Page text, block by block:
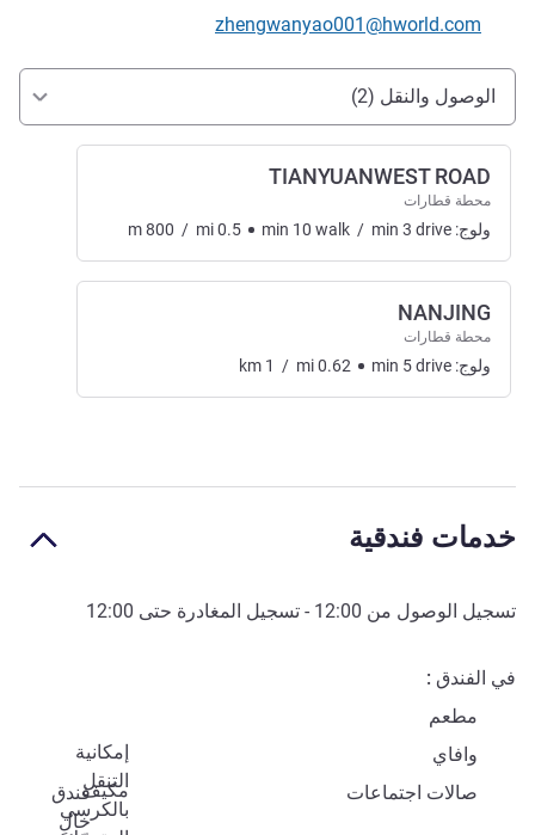
تواصل معنا عبر البريد الإلكتروني
zhengwanyao001@hworld.com
الوصول والتنقل
الوصول والنقل (2)
TIANYUANWEST ROAD
محطة قطارات
ولوج: m800 / mi0.5 min 10 walk / min 3 drive
NANJING
محطة قطارات
ولوج: km 1 / mi0.62 min 5drive
خدمات فندقية
تسجيل الوصول من 12:00 - تسجيل المغادرة حتى 12:00
في الفندق
مطعم
إمكانية
التنقل
بالكرسي
وافاي
مكيف
صالات اجتماعات
فندق
خالٍ